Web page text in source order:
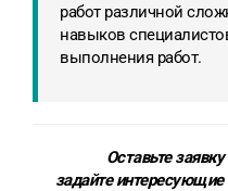
работ различной
навыков
выполнения работ.
Оставьте
задайте